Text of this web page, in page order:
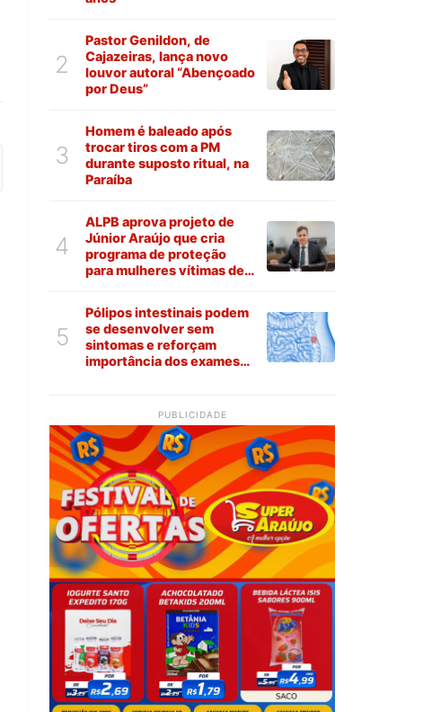
2
Pastor Genildon, de
Cajazeiras, lança novo
louvor autoral “Abençoado
por Deus”
3
Homem é baleado após
trocar tiros com a PM
durante suposto ritual, na
Paraíba
4
ALPB aprova projeto de
Júnior Araújo que cria
programa de proteção
para mulheres vítimas de
5
Pólipos intestinais podem
se desenvolver sem
sintomas e reforçam
importância dos exames
PUBLICIDADE